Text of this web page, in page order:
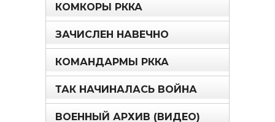
КОМКОРЫ РККА
ЗАЧИСЛЕН НАВЕЧНО
КОМАНДАРМЫ РККА
ТАК НАЧИНАЛАСЬ ВОЙНА
ВОЕННЫЙ АРХИВ (ВИДЕО)